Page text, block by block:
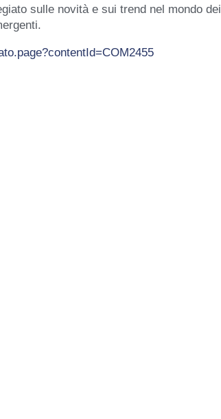
sulle novità e sui trend nel mondo dei